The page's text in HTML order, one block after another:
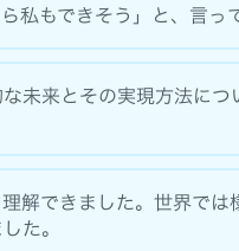
私もできそう」と、言っ
未来とその実現方法に
解できました。世界で
た。